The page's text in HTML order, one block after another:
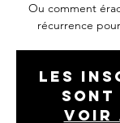
Ou comment
récurrence
Les
sont
Voir